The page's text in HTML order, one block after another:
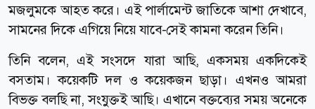
মজলুমকে আহত করে। এই পার্লামেন্ট জাতিকে আশা দেখাবে,
সামনের দিকে এগিয়ে নিয়ে যাবে-সেই কামনা করেন তিনি।
তিনি বলেন, এই সংসদে যারা আছি, একসময় একদিকেই
বসতাম। কয়েকটি দল ও কয়েকজন ছাড়া। এখনও আমরা
বিভক্ত বলছি না, সংযুক্তই আছি। এখানে বক্তব্যের সময় অনেকে